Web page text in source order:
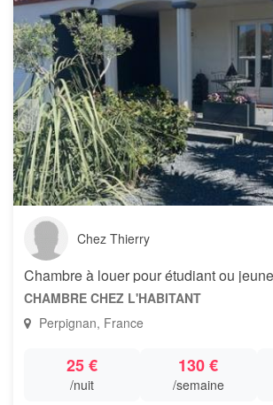
Chez Thierry
CHAMBRE CHEZ L'HABITANT
Perpignan, France
25 €
/nuit
130 €
/semaine